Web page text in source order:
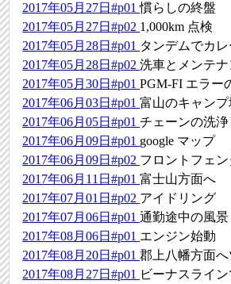
2017年05月27日#p01慣らしの終盤
2017年05月27日#p02 1,000km 点検
2017年05月28日#p01 タンデムでカ
2017年05月28日#p02洗車とメンテナ
2017年05月30日#p01PGM-FI エラー
2017年06月03日#p01富山のキャン
2017年06月05日#p01チェーンの洗
2017年06月09日#p01 google マップ
2017年06月09日#p02 フロントフェ
2017年06月11日#p01富士山方面へ
2017年07月01日#p02 アイドリング
2017年07月06日#p01通勤途中の風景
2017年08月06日#p01 エンジン始動
2017年08月20日#p01郡上八幡方面
2017年08月27日#p01 ビーナスライ